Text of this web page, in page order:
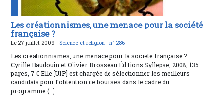
Les créationnismes, une menace pour la société
française ?
Le 27 juillet 2009 - Science et religion -n° 286
Les créationnismes, une menace pour la société française ?
Cyrille Baudouin et Olivier Brosseau Éditions Syllepse, 2008, 135
pages, 7 € Elle [UIP] est chargée de sélectionner les meilleurs
candidats pour l’obtention de bourses dans le cadre du
programme (…)